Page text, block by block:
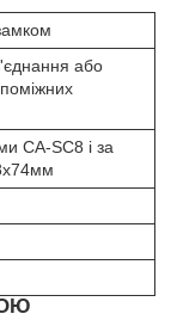
або
CA-SC8 і за